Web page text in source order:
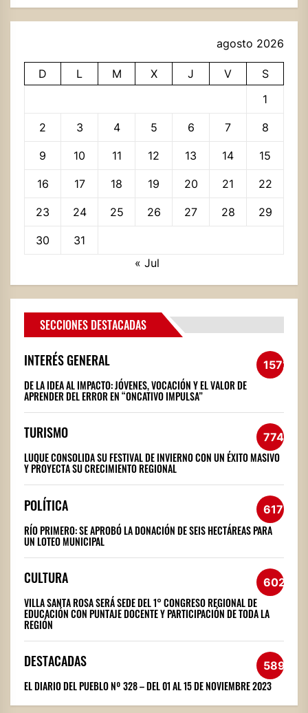
agosto 2026
D L M X J V
S
1
2 3 4 5 6 7 8
9 10 11 12 13 14 15
16 17 18 19 20 21 22
23 24 25 26 27 28 29
30
31
« Jul
SECCIONES DESTACADAS
INTERÉS GENERAL 1572
DE LA IDEA AL IMPACTO: JÓVENES, VOCACIÓN Y EL VALOR DE
APRENDER DEL ERROR EN “ONCATIVO IMPULSA”
TURISMO 774
LUQUE CONSOLIDA SU FESTIVAL DE INVIERNO CON UN ÉXITO MASIVO
Y PROYECTA SU CRECIMIENTO REGIONAL
POLÍTICA 617
RÍO PRIMERO: SE APROBÓ LA DONACIÓN DE SEIS HECTÁREAS PARA
UN LOTEO MUNICIPAL
CULTURA 602
VILLA SANTA ROSA SERÁ SEDE DEL 1° CONGRESO REGIONAL DE
EDUCACIÓN CON PUNTAJE DOCENTE Y PARTICIPACIÓN DE TODA LA
REGIÓN
DESTACADAS 589
EL DIARIO DEL PUEBLO Nº 328 – DEL 01 AL 15 DE NOVIEMBRE 2023